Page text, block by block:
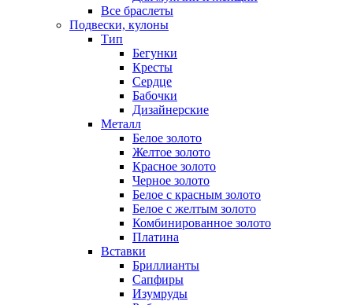
Все браслеты
Подвески, кулоны
Тип
Бегунки
Кресты
Сердце
Бабочки
Дизайнерские
Металл
Белое золото
Желтое золото
Красное золото
Черное золото
Белое с красным золото
Белое с желтым золото
Комбинированное золото
Платина
Вставки
Бриллианты
Сапфиры
Изумруды